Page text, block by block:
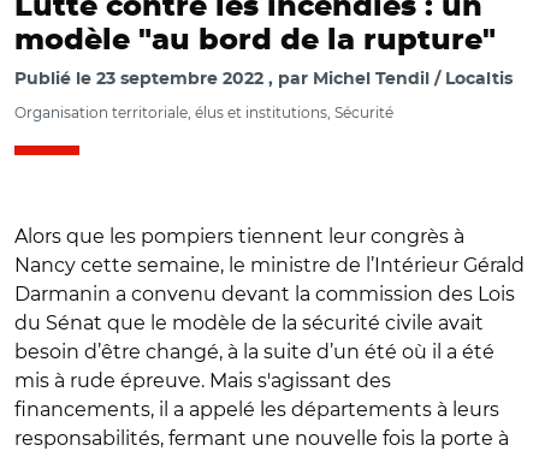
Lutte contre les incendies : un
modèle "au bord de la rupture"
Publié le 23 septembre 2022 par Michel Tendil / Localtis
Organisation territoriale, élus et institutions, Sécurité
Alors que les pompiers tiennent leur congrès à
Nancy cette semaine, le ministre de l’Intérieur Gérald
Darmanin a convenu devant la commission des Lois
du Sénat que le modèle de la sécurité civile avait
besoin d’être changé, à la suite d’un été où il a été
mis à rude épreuve. Mais s'agissant des
financements, il a appelé les départements à leurs
responsabilités, fermant une nouvelle fois la porte à